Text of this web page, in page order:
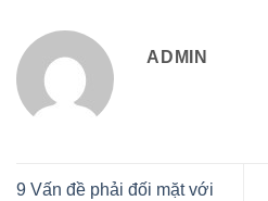
ADMIN
9 Vấn đề phải đối mặt với